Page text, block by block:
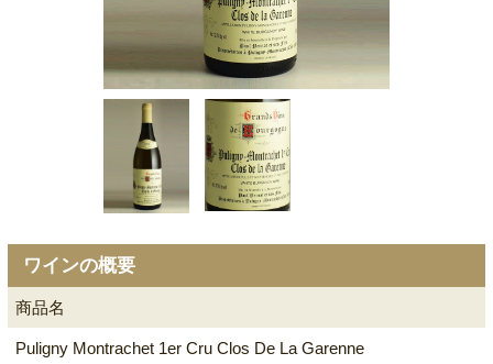
ワインの概要
商品名
Puligny Montrachet 1er Cru Clos De La Garenne